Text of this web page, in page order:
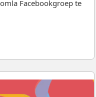
Facebookgroep te